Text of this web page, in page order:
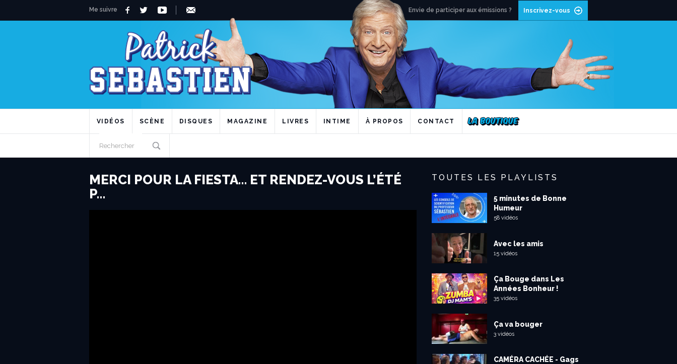
Me suivre Envie de participer aux émissions ? Inscrivez-vous
VIDÉOS SCÈNE DISQUES MAGAZINE LIVRES INTIME À PROPOS CONTACT
MERCI POUR LA FIESTA… ET RENDEZ-VOUS L’ÉTÉ
P…
TOUTES LES PLAYLISTS
5 minutes de Bonne
Humeur
58 vidéos
Avec les amis
15 vidéos
Ça Bouge dans Les
Années Bonheur !
35 vidéos
Ça va bouger
3 vidéos
CAMÉRA CACHÉE - Gags